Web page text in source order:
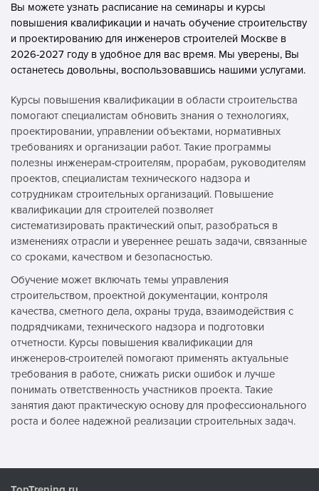
Вы можете узнать расписание на семинары и курсы
повышения квалификации и начать обучение строительству
и проектированию для инженеров строителей Москве в
2026-2027 году в удобное для вас время. Мы уверены, Вы
останетесь довольны, воспользовавшись нашими услугами.
Курсы повышения квалификации в области строительства
помогают специалистам обновить знания о технологиях,
проектировании, управлении объектами, нормативных
требованиях и организации работ. Такие программы
полезны инженерам-строителям, прорабам, руководителям
проектов, специалистам технического надзора и
сотрудникам строительных организаций. Повышение
квалификации для строителей позволяет
систематизировать практический опыт, разобраться в
изменениях отрасли и увереннее решать задачи, связанные
со сроками, качеством и безопасностью.
Обучение может включать темы управления
строительством, проектной документации, контроля
качества, сметного дела, охраны труда, взаимодействия с
подрядчиками, технического надзора и подготовки
отчетности. Курсы повышения квалификации для
инженеров-строителей помогают применять актуальные
требования в работе, снижать риски ошибок и лучше
понимать ответственность участников проекта. Такие
занятия дают практическую основу для профессионального
роста и более надежной реализации строительных задач.